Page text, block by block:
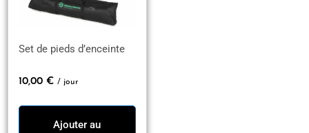
Set de pieds d’enceinte
10,00 € / jour
Ajouter au